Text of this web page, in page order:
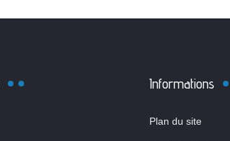
Informations
Plan du site